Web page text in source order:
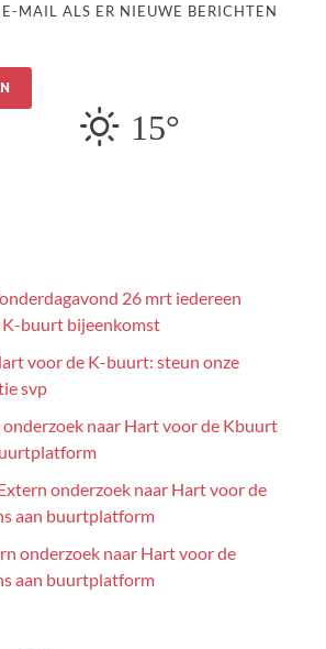
MAIL ALS ER NIEUWE BERICHTEN
15°
26 mrt iedereen
buurt bijeenkomst
voor de K-buurt: steun onze
svp
onderzoek naar Hart voor de Kbuurt
onderzoek naar Hart voor de
aan buurtplatform
onderzoek naar Hart voor de
aan buurtplatform